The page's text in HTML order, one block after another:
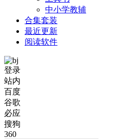
中小学教辅
合集套装
最近更新
阅读软件
登录
站内
百度
谷歌
必应
搜狗
360